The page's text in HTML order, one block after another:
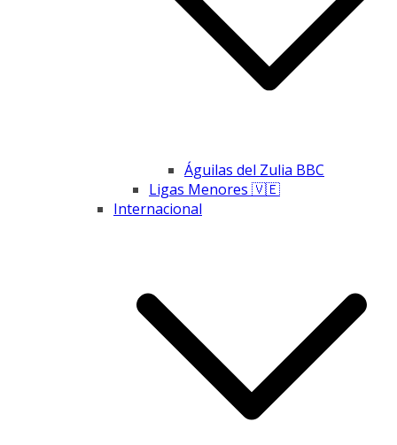
Águilas del Zulia BBC
Ligas Menores 🇻🇪
Internacional